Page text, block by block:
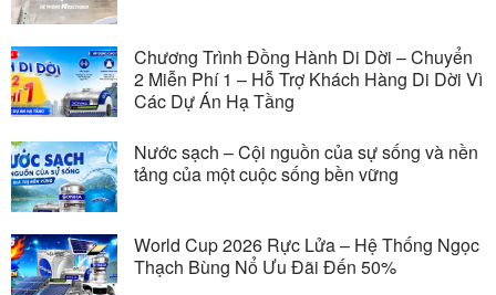
Chương Trình Đồng Hành Di Dời – Chuyển
2 Miễn Phí 1 – Hỗ Trợ Khách Hàng Di Dời Vì
Các Dự Án Hạ Tầng
Nước sạch – Cội nguồn của sự sống và nền
tảng của một cuộc sống bền vững
World Cup 2026 Rực Lửa – Hệ Thống Ngọc
Thạch Bùng Nổ Ưu Đãi Đến 50%